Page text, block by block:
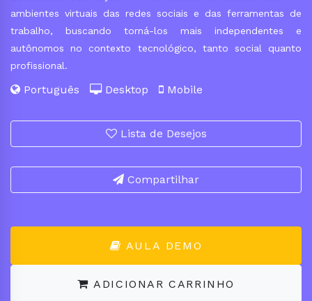
ambientes virtuais das redes sociais e das ferramentas de
trabalho, buscando torná-los mais independentes e
autônomos no contexto tecnológico, tanto social quanto
profissional.
Português Desktop Mobile
Lista de Desejos
Compartilhar
AULA DEMO
ADICIONAR CARRINHO